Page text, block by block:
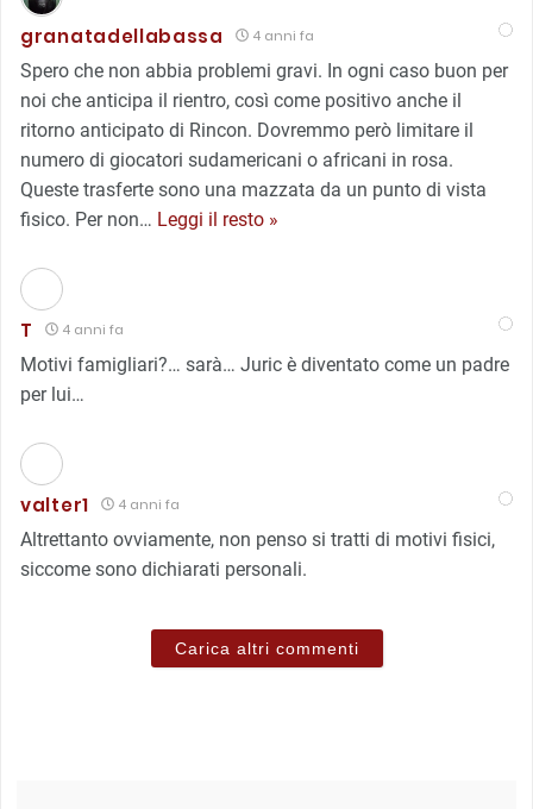
granatadellabassa 4 anni fa
Spero che non abbia problemi gravi. In ogni caso buon per
noi che anticipa il rientro, così come positivo anche il
ritorno anticipato di Rincon. Dovremmo però limitare il
numero di giocatori sudamericani o africani in rosa.
Queste trasferte sono una mazzata da un punto di vista
fisico. Per non… Leggi il resto »
T 4 anni fa
Motivi famigliari?… sarà… Juric è diventato come un padre
per lui…
valter1 4 anni fa
Altrettanto ovviamente, non penso si tratti di motivi fisici,
siccome sono dichiarati personali.
Carica altri commenti